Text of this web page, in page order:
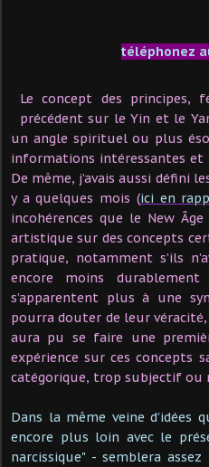
téléphonez
Le concept des principes,
précédent sur le Yin et le
un angle spirituel ou plus
informations intéressantes et
De même, j’avais aussi défini
y a quelques mois (ici en
incohérences que le New
artistique sur des concepts
pratique, notamment s’ils
encore moins
s’apparentent plus à une
pourra douter de leur
aura pu se faire une
expérience sur ces concepts
catégorique, trop subjectif ou
Dans la même veine
encore plus loin avec le
narcissique" - semblera